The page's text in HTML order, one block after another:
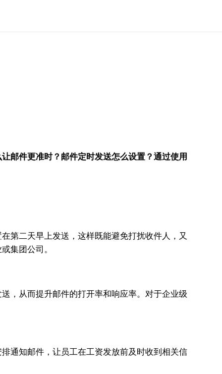
邮件更准时？邮件定时发送怎么设置？通过使用
第二天早上发送，这样既能避免打扰收件人，又
集团公司。
，从而提升邮件的打开率和响应率。对于企业级
通知邮件，让员工在工资发放前及时收到相关信